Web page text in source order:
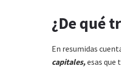
¿De qué
En resumidas
capitales,esas que